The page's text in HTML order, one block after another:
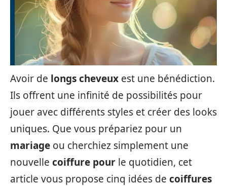
Avoir de longs cheveux est une bénédiction.
Ils offrent une infinité de possibilités pour
jouer avec différents styles et créer des looks
uniques. Que vous prépariez pour un
mariage ou cherchiez simplement une
nouvelle coiffure pour le quotidien, cet
article vous propose cinq idées de coiffures